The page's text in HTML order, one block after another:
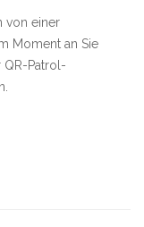
von einer
Moment an Sie
QR-Patrol-